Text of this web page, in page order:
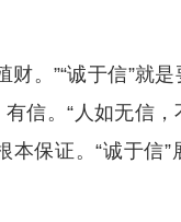
。”“诚于信”就
信。“人如无信，
保证。“诚于信